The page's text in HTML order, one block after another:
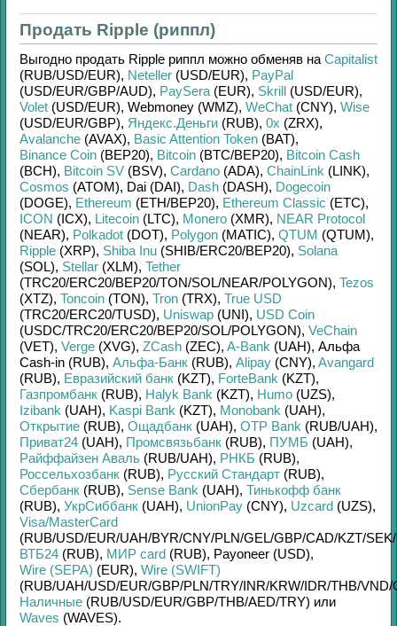
Продать Ripple (риппл)
Выгодно продать Ripple риппл можно обменяв на Capitalist
(RUB/USD/EUR), Neteller (USD/EUR), PayPal
(USD/EUR/GBP/AUD), PaySera (EUR), Skrill (USD/EUR),
Volet (USD/EUR), Webmoney (WMZ), WeChat (CNY), Wise
(USD/EUR/GBP), Яндекс.Деньги (RUB), 0x (ZRX),
Avalanche (AVAX), Basic Attention Token (BAT),
Binance Coin (BEP20), Bitcoin (BTC/BEP20), Bitcoin Cash
(BCH), Bitcoin SV (BSV), Cardano (ADA), ChainLink (LINK),
Cosmos (ATOM), Dai (DAI), Dash (DASH), Dogecoin
(DOGE), Ethereum (ETH/BEP20), Ethereum Classic (ETC),
ICON (ICX), Litecoin (LTC), Monero (XMR), NEAR Protocol
(NEAR), Polkadot (DOT), Polygon (MATIC), QTUM (QTUM),
Ripple (XRP), Shiba Inu (SHIB/ERC20/BEP20), Solana
(SOL), Stellar (XLM), Tether
(TRC20/ERC20/BEP20/TON/SOL/NEAR/POLYGON), Tezos
(XTZ), Toncoin (TON), Tron (TRX), True USD
(TRC20/ERC20/TUSD), Uniswap (UNI), USD Coin
(USDC/TRC20/ERC20/BEP20/SOL/POLYGON), VeChain
(VET), Verge (XVG), ZCash (ZEC), A-Bank (UAH), Альфа
Cash-in (RUB), Альфа-Банк (RUB), Alipay (CNY), Avangard
(RUB), Евразийский банк (KZT), ForteBank (KZT),
Газпромбанк (RUB), Halyk Bank (KZT), Humo (UZS),
Izibank (UAH), Kaspi Bank (KZT), Monobank (UAH),
Открытие (RUB), Ощадбанк (UAH), OTP Bank (RUB/UAH),
Приват24 (UAH), Промсвязьбанк (RUB), ПУМБ (UAH),
Райффайзен Аваль (RUB/UAH), РНКБ (RUB),
Россельхозбанк (RUB), Русский Стандарт (RUB),
Сбербанк (RUB), Sense Bank (UAH), Тинькофф банк
(RUB), УкрСиббанк (UAH), UnionPay (CNY), Uzcard (UZS),
Visa/MasterCard
(RUB/USD/EUR/UAH/BYR/CNY/PLN/GEL/GBP/CAD/KZT/SEK/
ВТБ24 (RUB), МИР card (RUB), Payoneer (USD),
Wire (SEPA) (EUR), Wire (SWIFT)
(RUB/UAH/USD/EUR/GBP/PLN/TRY/INR/KRW/IDR/THB/VND/
Наличные (RUB/USD/EUR/GBP/THB/AED/TRY) или
Waves (WAVES).